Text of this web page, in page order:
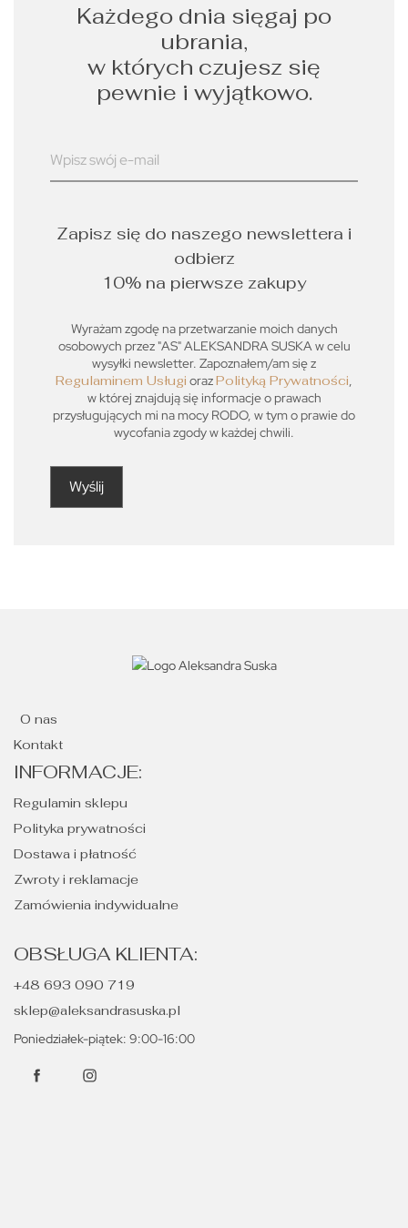
Każdego dnia sięgaj po
ubrania,
w których czujesz się
pewnie i wyjątkowo.
Zapisz się do naszego newslettera i
odbierz
10% na pierwsze zakupy
Wyrażam zgodę na przetwarzanie moich danych
osobowych przez "AS" ALEKSANDRA SUSKA w celu
wysyłki newsletter. Zapoznałem/am się z
Regulaminem Usługi orazPolityką Prywatności
w której znajdują się informacje o prawach
przysługujących mi na mocy RODO, w tym o prawie do
wycofania zgody w każdej chwili.
O nas
Kontakt
INFORMACJE:
Regulamin sklepu
Polityka prywatności
Dostawa i płatność
Zwroty i reklamacje
Zamówienia indywidualne
OBSŁUGA KLIENTA:
+48 693 090 719
sklep@aleksandrasuska.pl
Poniedziałek-piątek: 9:00-16:00